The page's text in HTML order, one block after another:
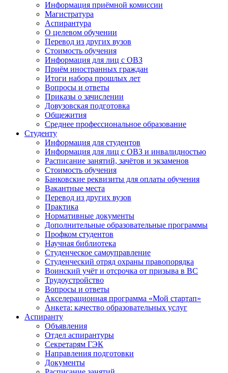
Информация приёмной комиссии
Магистратура
Аспирантура
О целевом обучении
Перевод из других вузов
Стоимость обучения
Информация для лиц с ОВЗ
Приём иностранных граждан
Итоги набора прошлых лет
Вопросы и ответы
Приказы о зачислении
Довузовская подготовка
Общежития
Среднее профессиональное образование
Студенту
Информация для студентов
Информация для лиц с ОВЗ и инвалидностью
Расписание занятий, зачётов и экзаменов
Стоимость обучения
Банковские реквизиты для оплаты обучения
Вакантные места
Перевод из других вузов
Практика
Нормативные документы
Дополнительные образовательные программы
Профком студентов
Научная библиотека
Студенческое самоуправление
Студенческий отряд охраны правопорядка
Воинский учёт и отсрочка от призыва в ВС
Трудоустройство
Вопросы и ответы
Акселерационная программа «Мой стартап»
Анкета: качество образовательных услуг
Аспиранту
Объявления
Отдел аспирантуры
Секретарям ГЭК
Направления подготовки
Документы